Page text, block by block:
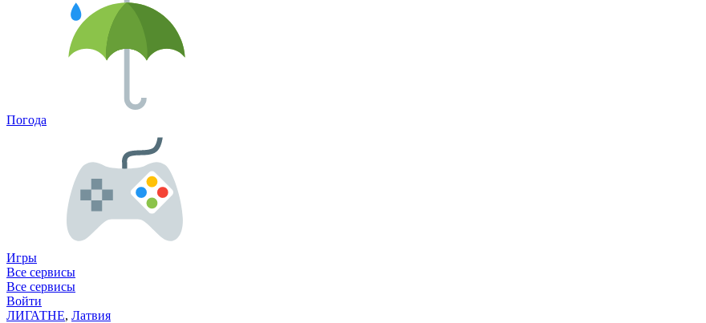
Погода
Игры
Все сервисы
Все сервисы
Войти
ЛИГАТНЕ, Латвия